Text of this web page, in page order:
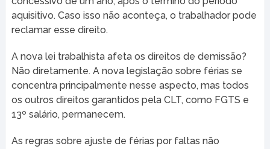
aquisitivo. Caso isso não aconteça, o trabalhador pode
reclamar esse direito.
A nova lei trabalhista afeta os direitos de demissão?
Não diretamente. A nova legislação sobre férias se
concentra principalmente nesse aspecto, mas todos
os outros direitos garantidos pela CLT, como FGTS e
13º salário, permanecem.
As regras sobre ajuste de férias por faltas não